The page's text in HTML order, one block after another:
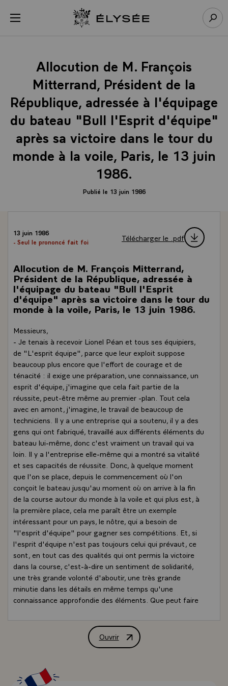
menu Retour à l’accueil Élysée
Allocution de M. François
Mitterrand, Président de la
République, adressée à l'équipage
du bateau "Bull l'Esprit d'équipe"
après sa victoire dans le tour du
monde à la voile, Paris, le 13 juin
1986.
Publié le 13 juin 1986
13 juin 1986
- Seul le prononcé fait foi
Télécharger le .pdf
Allocution de M. François Mitterrand,
Président de la République, adressée à
l'équipage du bateau "Bull l'Esprit
d'équipe" après sa victoire dans le tour du
monde à la voile, Paris, le 13 juin 1986.
Messieurs,
- Je tenais à recevoir Lionel Péan et tous ses équipiers,
de "L'esprit équipe", parce que leur exploit suppose
beaucoup plus encore que l'effort de courage et de
ténacité : il exige une préparation, une connaissance, un
esprit d'équipe, j'imagine que cela fait partie de la
réussite, peut-être même au premier -plan. Tout cela
avec en amont, j'imagine, le travail de beaucoup de
techniciens. Il y a une entreprise qui a soutenu, il y a des
gens qui ont fabriqué, travaillé aux différents éléments du
bateau lui-même, donc c'est vraiment un travail qui va
loin. Il y a l'entreprise elle-même qui a montré sa vitalité
et ses capacités de réussite. Donc, à quelque moment
que l'on se place, depuis le commencement où l'on
conçoit le bateau jusqu'au moment où on arrive à la fin
de la course autour du monde à la voile et qui plus est, à
la première place, cela me paraît être un exemple
intéressant pour un pays, le nôtre, qui a besoin de
"l'esprit d'équipe" pour gagner ses compétitions. Et, si
l'esprit d'équipe n'est pas toujours celui qui prévaut, ce
sont, en tout cas des qualités qui ont permis la victoire
dans la course, c'est-à-dire un sentiment de solidarité,
une très grande volonté d'aboutir, une très grande
minutie dans les détails en même temps qu'une
connaissance approfondie des éléments. Que peut faire
J'imagine que vos concurrents n'étaient pas nés de la
dernière pluie, pour employer une expression commune,
eux aussi très bien soutenus, encouragés. Donc, vous
avez vraiment gagné, et ce gain nous a fait plaisir à nous
Ouvrir
Allocution de M. François Mitterrand,
Panneau de gestion des cookies